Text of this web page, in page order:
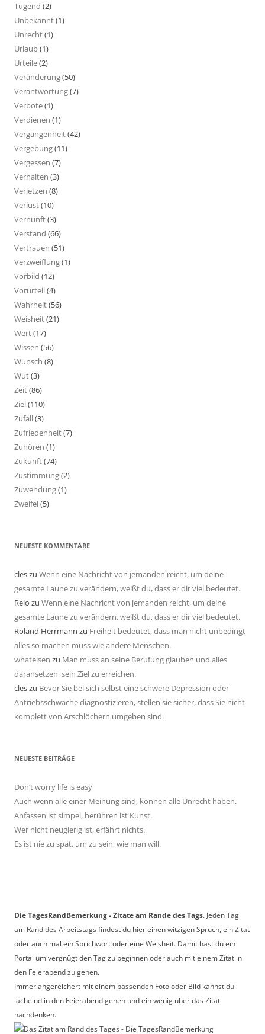
Tugend (2)
Unbekannt(1)
Unrecht(1)
Urlaub(1)
Urteile(2)
Veränderung(50)
Verantwortung(7)
Verbote(1)
Verdienen (1)
Vergangenheit(42)
Vergebung(11)
Vergessen (7)
Verhalten (3)
Verletzen (8)
Verlust(10)
Vernunft(3)
Verstand (66)
Vertrauen (51)
Verzweiflung(1)
Vorbild (12)
Vorurteil(4)
Wahrheit(56)
Weisheit(21)
Wert(17)
Wissen (56)
Wunsch (8)
Wut(3)
Zeit(86)
Ziel(110)
Zufall(3)
Zufriedenheit(7)
Zuhören (1)
Zukunft(74)
Zustimmung(2)
Zuwendung(1)
Zweifel(5)
NEUESTE KOMMENTARE
cleszu Wenn eine Nachricht von jemanden reicht, um deine
gesamte Laune zu verändern, weißt du, dass er dir viel bedeutet.
Relo zu Wenn eine Nachricht von jemanden reicht, um deine
gesamte Laune zu verändern, weißt du, dass er dir viel bedeutet.
Roland Herrmann zu Freiheit bedeutet, dass man nicht unbedingt
alles so machen muss wie andere Menschen.
whatelsen zu Man muss an seine Berufung glauben und alles
daransetzen, sein Ziel zu erreichen.
cleszu Bevor Sie bei sich selbst eine schwere Depression oder
Antriebsschwäche diagnostizieren, stellen sie sicher, dass Sie nicht
komplett von Arschlöchern umgeben sind.
NEUESTE BEITRÄGE
Don’t worry life is easy
Auch wenn alle einer Meinung sind, können alle Unrecht haben.
Anfassen ist simpel, berühren ist Kunst.
Wer nicht neugierig ist, erfährt nichts.
Es ist nie zu spät, um zu sein, wie man will.
Die TagesRandBemerkung - Zitate am Rande des Tags. Jeden Tag
am Rand des Arbeitstags findest du hier einen witzigen Spruch, ein Zitat
oder auch mal ein Sprichwort oder eine Weisheit. Damit hast du ein
Portal um vergnügt den Tag zu beginnen oder auch mit einem Zitat in
den Feierabend zu gehen.
Immer angereichert mit einem passenden Foto oder Bild kannst du
lächelnd in den Feierabend gehen und ein wenig über das Zitat
nachdenken.